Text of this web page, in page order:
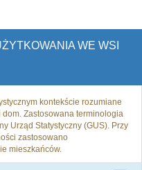
WE WSI
kontekście rozumiane
Zastosowana terminologia
Urząd Statystyczny (GUS). Przy
zastosowano
mieszkańców.